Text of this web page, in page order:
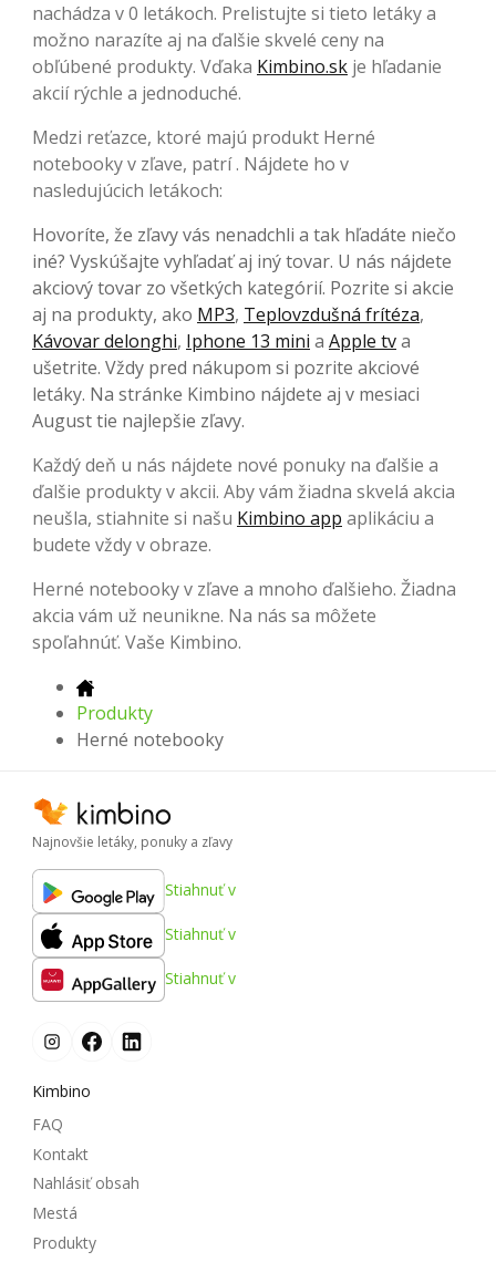
nachádza v 0 letákoch. Prelistujte si tieto letáky a
možno narazíte aj na ďalšie skvelé ceny na
obľúbené produkty. Vďaka Kimbino.sk je hľadanie
akcií rýchle a jednoduché.
Medzi reťazce, ktoré majú produkt Herné
notebooky v zľave, patrí . Nájdete ho v
nasledujúcich letákoch:
Hovoríte, že zľavy vás nenadchli a tak hľadáte niečo
iné? Vyskúšajte vyhľadať aj iný tovar. U nás nájdete
akciový tovar zo všetkých kategórií. Pozrite si akcie
aj na produkty, ako MP3, Teplovzdušná frítéza,
Kávovar delonghi, Iphone 13 mini a Apple tva
ušetrite. Vždy pred nákupom si pozrite akciové
letáky. Na stránke Kimbino nájdete aj v mesiaci
August tie najlepšie zľavy.
Každý deň u nás nájdete nové ponuky na ďalšie a
ďalšie produkty v akcii. Aby vám žiadna skvelá akcia
neušla, stiahnite si našu Kimbino app aplikáciu a
budete vždy v obraze.
Herné notebooky v zľave a mnoho ďalšieho. Žiadna
akcia vám už neunikne. Na nás sa môžete
spoľahnúť. Vaše Kimbino.
Produkty
Herné notebooky
Najnovšie letáky, ponuky a zľavy
Stiahnuť v
Stiahnuť v
Stiahnuť v
Kimbino
FAQ
Kontakt
Nahlásiť obsah
Mestá
Produkty